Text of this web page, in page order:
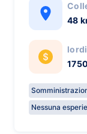
48
Nessuna